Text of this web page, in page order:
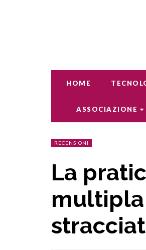
HOME
ASSOCIAZIONE
RECENSIONI
La
multipla